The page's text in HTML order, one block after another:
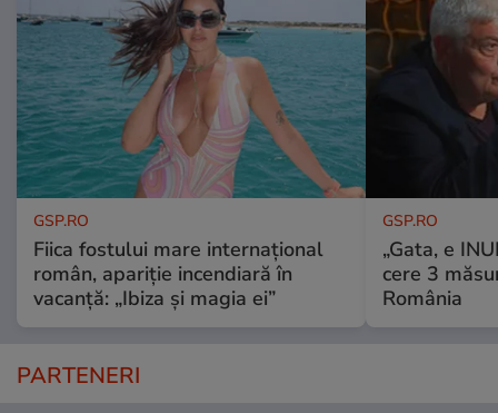
GSP.RO
Fiica fostului mare internațional
român, apariție incendiară în
vacanță: „Ibiza și magia ei”
GSP.RO
„Gata, e
cere 3
România
PARTENERI